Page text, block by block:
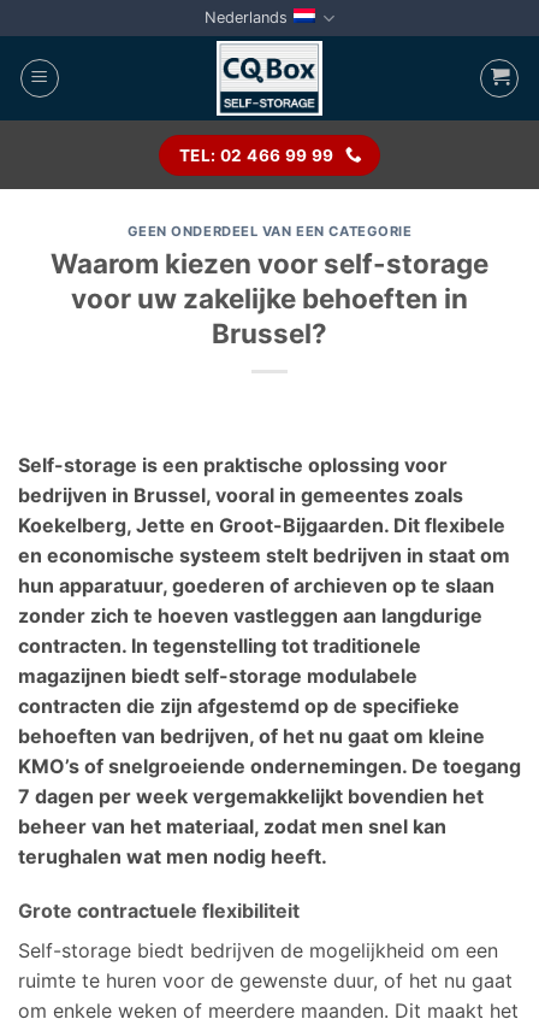
naar
inhoud
Nederlands
TEL: 02 466 99 99
GEEN ONDERDEEL VAN EEN CATEGORIE
Waarom kiezen voor self-storage
voor uw zakelijke behoeften in
Brussel?
Self-storage is een praktische oplossing voor
bedrijven in Brussel, vooral in gemeentes zoals
Koekelberg, Jette en Groot-Bijgaarden. Dit flexibele
en economische systeem stelt bedrijven in staat om
hun apparatuur, goederen of archieven op te slaan
zonder zich te hoeven vastleggen aan langdurige
contracten. In tegenstelling tot traditionele
magazijnen biedt self-storage modulabele
contracten die zijn afgestemd op de specifieke
behoeften van bedrijven, of het nu gaat om kleine
KMO’s of snelgroeiende ondernemingen. De toegang
7 dagen per week vergemakkelijkt bovendien het
beheer van het materiaal, zodat men snel kan
terughalen wat men nodig heeft.
Grote contractuele flexibiliteit
Self-storage biedt bedrijven de mogelijkheid om een
ruimte te huren voor de gewenste duur, of het nu gaat
om enkele weken of meerdere maanden. Dit maakt het